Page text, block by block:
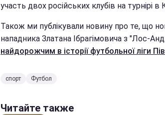
участь двох російських клубів на турнірі в
Також ми публікували новину про те, що
нападника Златана Ібрагімовича з "Лос-
найдорожчим в історії футбольної ліги
спорт Футбол
Читайте также